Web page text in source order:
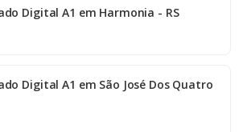
Digital A1 em Harmonia - RS
Digital A1 em São José Dos Quatro